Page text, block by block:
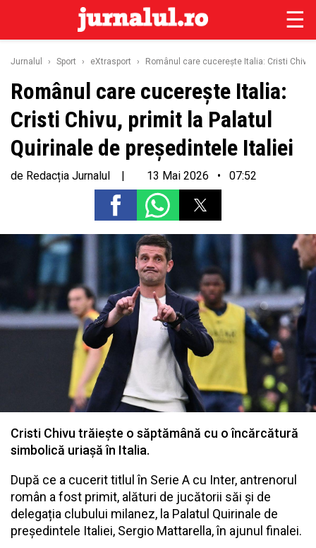
☰
Jurnalul › Sport › eXtrasport › Românul care cucerește Italia: Cristi
Românul care cucerește Italia:
Cristi Chivu, primit la Palatul
Quirinale de președintele Italiei
de Redacția Jurnalul | 13 Mai 2026 • 07:52
Cristi Chivu trăiește o săptămână cu o încărcătură
simbolică uriașă în Italia.
După ce a cucerit titlul în Serie A cu Inter, antrenorul
român a fost primit, alături de jucătorii săi și de
delegația clubului milanez, la Palatul Quirinale de
președintele Italiei, Sergio Mattarella, în ajunul finalei.